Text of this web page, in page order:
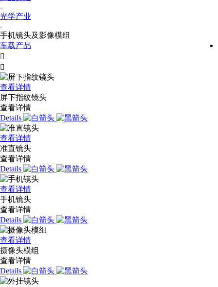
-
光学产业
-
手机镜头及影像模组
车载产品


查看详情
屏下指纹镜头
查看详情
Details
查看详情
准直镜头
查看详情
Details
查看详情
手机镜头
查看详情
Details
查看详情
摄像头模组
查看详情
Details